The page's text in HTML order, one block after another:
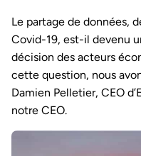
Le partage de données,
Covid-19, est-il devenu
décision des acteurs
cette question, nous
Damien Pelletier, CEO
notre CEO.